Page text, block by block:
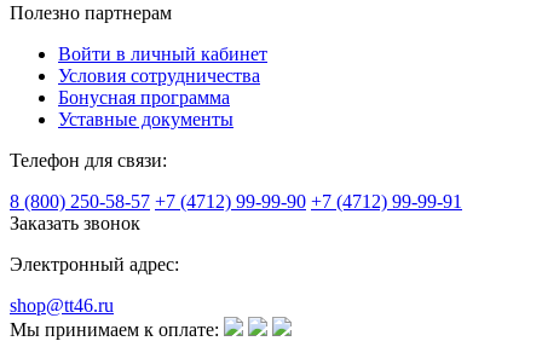
Полезно партнерам
Войти в личный кабинет
Условия сотрудничества
Бонусная программа
Уставные документы
Телефон для связи:
8 (800) 250-58-57 +7 (4712) 99-99-90 +7 (4712) 99-99-91
Заказать звонок
Электронный адрес:
shop@tt46.ru
Мы принимаем к оплате: